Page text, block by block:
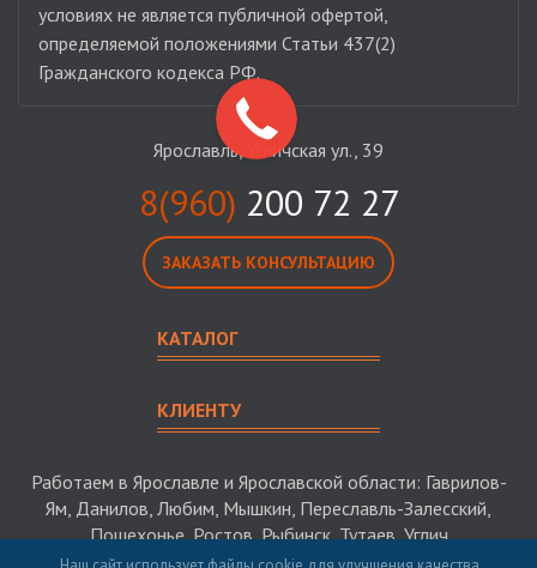
условиях не является публичной офертой,
определяемой положениями Статьи 437(2)
Гражданского кодекса РФ.
Ярославль, Угличская ул., 39
8(960) 200 72 27
ЗАКАЗАТЬ КОНСУЛЬТАЦИЮ
КАТАЛОГ
КЛИЕНТУ
Работаем в Ярославле и Ярославской области: Гаврилов-
Ям, Данилов, Любим, Мышкин, Переславль-Залесский,
Пошехонье, Ростов, Рыбинск, Тутаев, Углич